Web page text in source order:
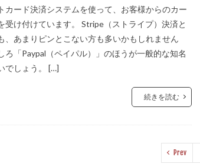
カード決済システムを使って、お客様からのカー
受け付けています。 Stripe（ストライプ）決済と
、あまりピンとこない方も多いかもしれません
ろ「Paypal（ペイパル）」のほうが一般的な知名
でしょう。 […]
続きを読む
Prev